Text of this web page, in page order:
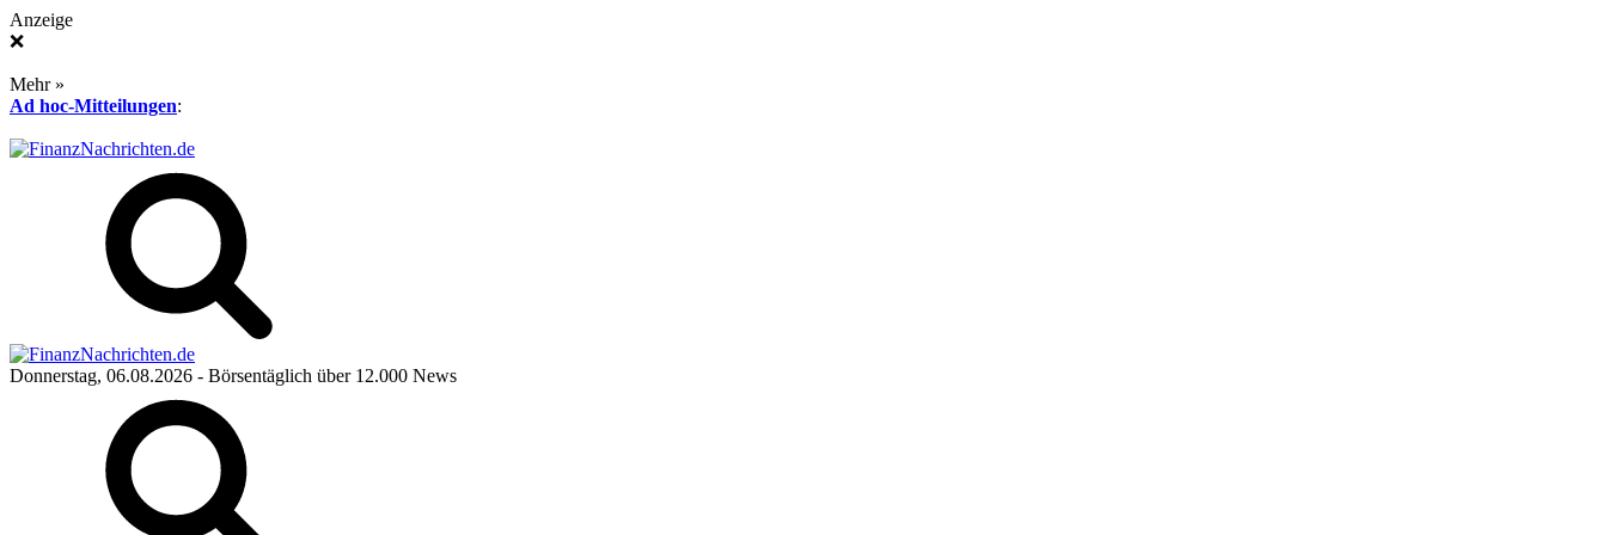
Anzeige
❌
Mehr »
Ad hoc-Mitteilungen:
Donnerstag, 06.08.2026 - Börsentäglich über 12.000 News